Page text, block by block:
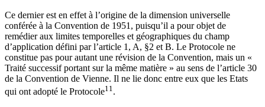
Ce dernier est en effet à l’origine de la dimension universelle
conférée à la Convention de 1951, puisqu’il a pour objet de
remédier aux limites temporelles et géographiques du champ
d’application défini par l’article 1, A, §2 et B. Le Protocole ne
constitue pas pour autant une révision de la Convention, mais un «
Traité successif portant sur la même matière » au sens de l’article 30
de la Convention de Vienne. Il ne lie donc entre eux que les Etats
qui ont adopté le Protocole11.